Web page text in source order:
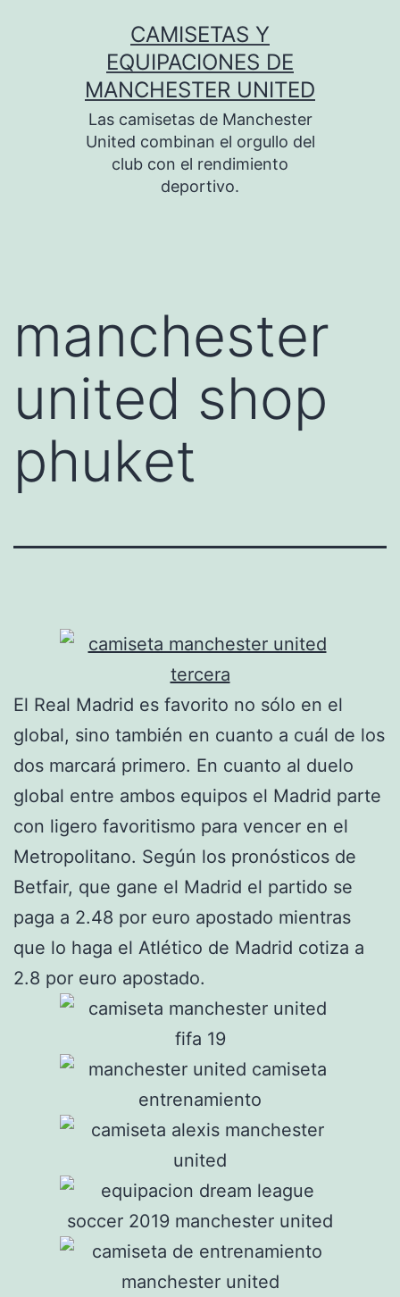
CAMISETAS Y
EQUIPACIONES DE
MANCHESTER UNITED
Las camisetas de Manchester
United combinan el orgullo del
club con el rendimiento
deportivo.
manchester
united shop
phuket
El Real Madrid es favorito no sólo en el
global, sino también en cuanto a cuál de los
dos marcará primero. En cuanto al duelo
global entre ambos equipos el Madrid parte
con ligero favoritismo para vencer en el
Metropolitano. Según los pronósticos de
Betfair, que gane el Madrid el partido se
paga a 2.48 por euro apostado mientras
que lo haga el Atlético de Madrid cotiza a
2.8 por euro apostado.